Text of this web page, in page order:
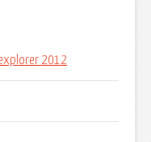
2012